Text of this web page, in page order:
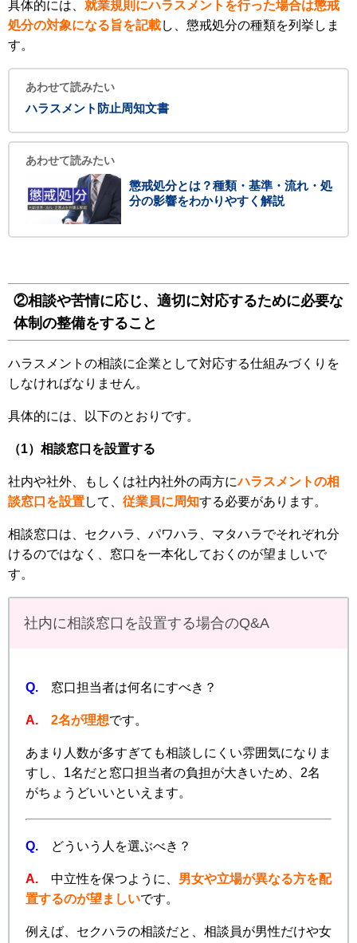
具体的には、 就業規則にハラスメントを行った場合は懲戒
処分の対象になる旨を記載し、懲戒処分の種類を列挙しま
す。
あわせて読みたい
ハラスメント防止周知文書
あわせて読みたい
懲戒処分とは？種類・基準・流れ・処
分の影響をわかりやすく解説
②相談や苦情に応じ、適切に対応するために必要な
体制の整備をすること
ハラスメントの相談に企業として対応する仕組みづくりを
しなければなりません。
具体的には、以下のとおりです。
（1）相談窓口を設置する
社内や社外、もしくは社内社外の両方にハラスメントの相
談窓口を設置して、 従業員に周知する必要があります。
相談窓口は、セクハラ、パワハラ、マタハラでそれぞれ分
けるのではなく、窓口を一本化しておくのが望ましいで
す。
社内に相談窓口を設置する場合のQ&A
Q. 窓口担当者は何名にすべき？
A. 2名が理想です。
あまり人数が多すぎても相談しにくい雰囲気になりま
すし、1名だと窓口担当者の負担が大きいため、2名
がちょうどいいといえます。
Q. どういう人を選ぶべき？
A. 中立性を保つように、 男女や立場が異なる方を配
置するのが望ましいです。
例えば、セクハラの相談だと、相談員が男性だけや女